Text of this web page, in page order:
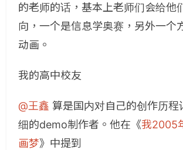
的老师的话，基本上老师们会给他
向，一个是信息学奥赛，另外一个
动画。
我的高中校友
@王鑫 算是国内对自己的创作历程
细的demo制作者。他在《我2005
画梦》中提到